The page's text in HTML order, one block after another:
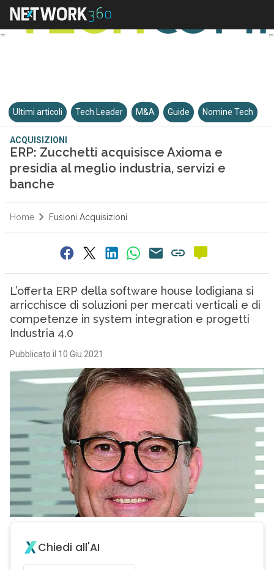
Ultimi articoli Tech Leader M&A Guide Nomine Tech
ACQUISIZIONI
ERP: Zucchetti acquisisce Axioma e
presidia al meglio industria, servizi e
banche
Home Fusioni Acquisizioni
L’offerta ERP della software house lodigiana si
arricchisce di soluzioni per mercati verticali e di
competenze in system integration e progetti
Industria 4.0
Pubblicato il 10 Giu 2021
Chiedi all'AI